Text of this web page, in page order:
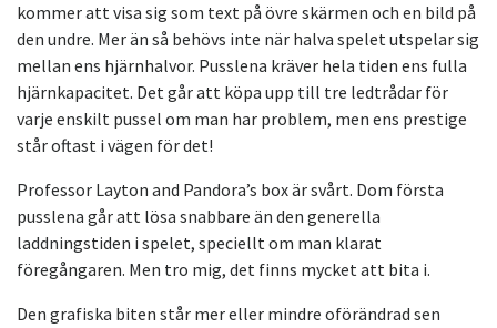
kommer att visa sig som text på övre skärmen och en bild på
den undre. Mer än så behövs inte när halva spelet utspelar sig
mellan ens hjärnhalvor. Pusslena kräver hela tiden ens fulla
hjärnkapacitet. Det går att köpa upp till tre ledtrådar för
varje enskilt pussel om man har problem, men ens prestige
står oftast i vägen för det!
Professor Layton and Pandora’s box är svårt. Dom första
pusslena går att lösa snabbare än den generella
laddningstiden i spelet, speciellt om man klarat
föregångaren. Men tro mig, det finns mycket att bita i.
Den grafiska biten står mer eller mindre oförändrad sen